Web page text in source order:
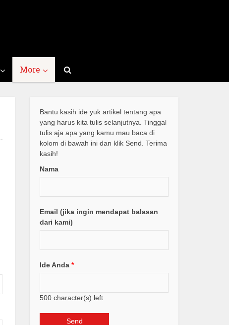
More
Bantu kasih ide yuk artikel tentang apa
yang harus kita tulis selanjutnya. Tinggal
tulis aja apa yang kamu mau baca di
kolom di bawah ini dan klik Send. Terima
kasih!
Nama
Email (jika ingin mendapat balasan
dari kami)
Ide Anda *
500 character(s) left